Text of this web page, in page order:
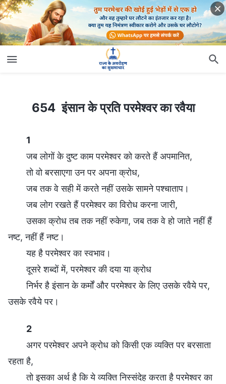
654 इंसान के प्रति परमेश्वर का रवैया
1
जब लोगों के दुष्ट काम परमेश्वर को करते हैं अपमानित,
तो वो बरसाएगा उन पर अपना क्रोध,
जब तक वे सही में करते नहीं उसके सामने पश्चाताप।
जब लोग रखते हैं परमेश्वर का विरोध करना जारी,
उसका क्रोध तब तक नहीं रुकेगा, जब तक वे हो जाते नहीं हैं
नष्ट, नहीं हैं नष्ट।
यह है परमेश्वर का स्वभाव।
दूसरे शब्दों में, परमेश्वर की दया या क्रोध
निर्भर है इंसान के कर्मों और परमेश्वर के लिए उसके रवैये पर,
उसके रवैये पर।
2
अगर परमेश्वर अपने क्रोध को किसी एक व्यक्ति पर बरसाता
रहता है,
तो इसका अर्थ है कि ये व्यक्ति निस्संदेह करता है परमेश्वर का